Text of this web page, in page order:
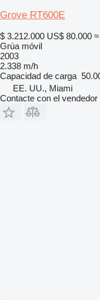
Grove RT600E
$ 3.212.000 US$ 80.000
Grúa móvil
2003
2.338 m/h
Capacidad de carga
EE. UU., Miami
Contacte con el vendedor